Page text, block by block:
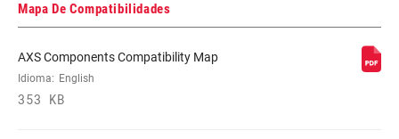
TECHNOLOGY
T-Type
Mapa De Compatibilidades
AXS Components Compatibility Map
Idioma: English
353 KB